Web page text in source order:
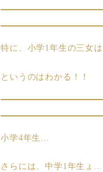
特に、小学1年生の三女
というのはわかる！！
小学4年生…
さらには、中学1年生ょ…